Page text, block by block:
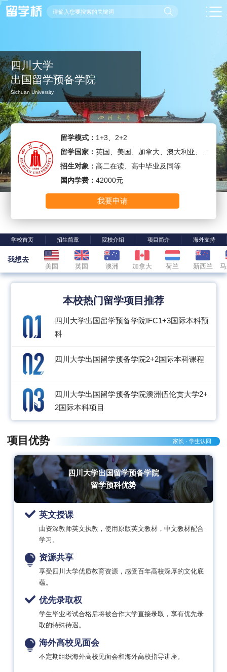
四川大学
出国留学预备学院
Sichuan University
留学模式： 1+3、2+2
留学国家： 英国、美国、加拿大、澳大利亚、新西兰、荷兰、马来西亚
招生对象： 高二在读、高中毕业及同等
国内学费： 42000元
我要申请
学校首页 招生简章 院校介绍 项目简介 海外支持
我想去
美国 英国 澳洲 加拿大 荷兰 新西兰
本校热门留学项目推荐
四川大学出国留学预备学院IFC1+3国际本科预
科
四川大学出国留学预备学院2+2国际本科课程
四川大学出国留学预备学院澳洲伍伦贡大学2+
2国际本科项目
项目优势 家长 · 学生认同
四川大学出国留学预备学院
留学预科优势
英文授课
由资深教师英文执教，使用原版英文教材，中文教材配合
学习。
资源共享
享受四川大学优质教育资源，感受百年高校深厚的文化底
蕴。
优先录取权
学生毕业考试合格后将被合作大学直接录取，享有优先录
取的特殊待遇。
海外高校见面会
不定期组织海外高校见面会和海外高校指导讲座。